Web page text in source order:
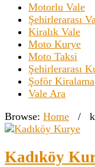
Motorlu Vale
Şehirlerarası
Kiralık Vale
Moto Kurye
Moto Taksi
Şehirlerarası
Şoför Kiralama
Vale Ara
Browse: Home /
Kadıköy